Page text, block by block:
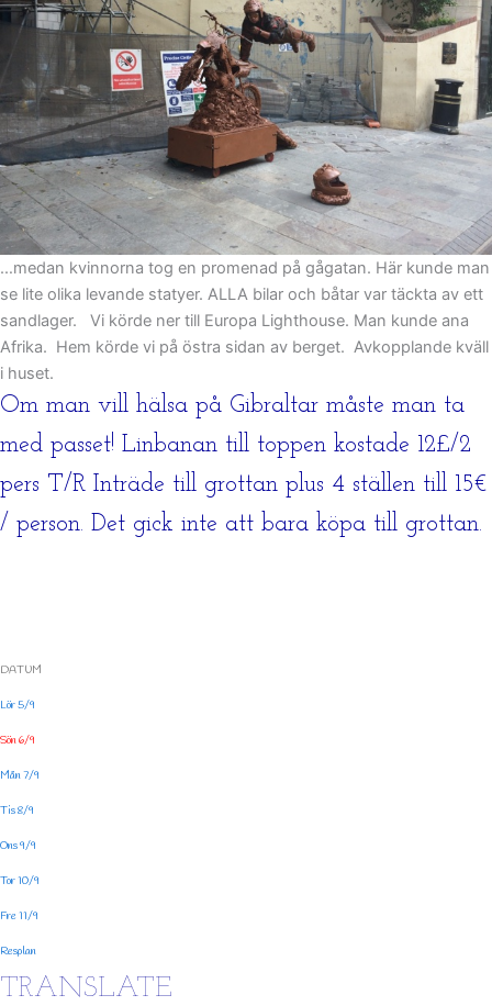
…medan kvinnorna tog en promenad på gågatan. Här kunde man
se lite olika levande statyer. ALLA bilar och båtar var täckta av ett
sandlager.
Vi körde ner till Europa Lighthouse. Man kunde ana
Afrika. Hem körde vi på östra sidan av berget. Avkopplande kväll
i huset.
Om man vill hälsa på Gibraltar måste man ta
med passet! Linbanan till toppen kostade 12£/2
pers T/R Inträde till grottan plus 4 ställen till 15€
/ person. Det gick inte att bara köpa till grottan.
DATUM
Lör 5/9
Sön 6/9
Mån 7/9
Tis 8/9
Ons 9/9
Tor 10/9
Fre 11/9
Resplan
TRANSLATE